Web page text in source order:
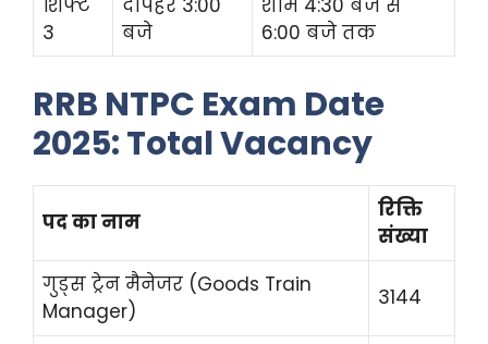
शिफ्ट
3
दोपहर 3:00
बजे
शाम 4:30 बजे से
6:00 बजे तक
RRB NTPC Exam Date
2025: Total Vacancy
पद का नाम
रिक्ति
संख्या
गुड्स ट्रेन मैनेजर (Goods Train
Manager)
3144